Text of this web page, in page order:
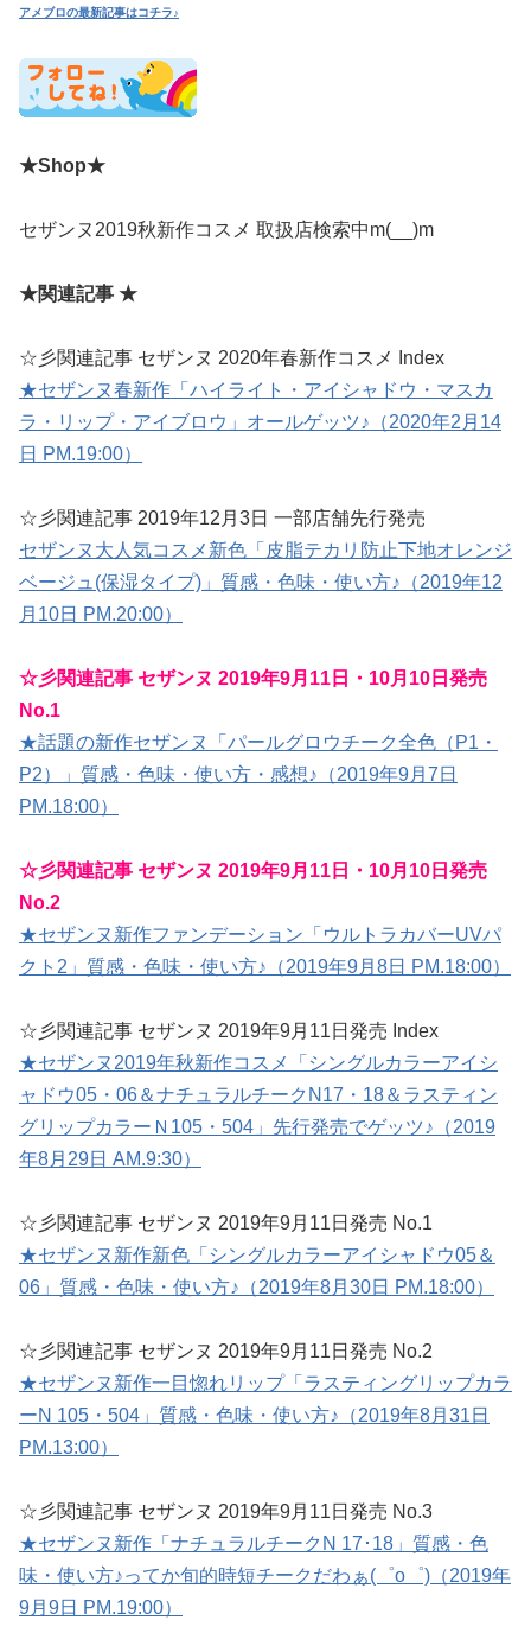
アメブロの最新記事はコチラ♪
★Shop★
セザンヌ2019秋新作コスメ 取扱店検索中m(__)m
★関連記事 ★
☆彡関連記事 セザンヌ 2020年春新作コスメ Index
★セザンヌ春新作「ハイライト・アイシャドウ・マスカ
ラ・リップ・アイブロウ」オールゲッツ♪（2020年2月14
日 PM.19:00）
☆彡関連記事 2019年12月3日 一部店舗先行発売
セザンヌ大人気コスメ新色「皮脂テカリ防止下地オレンジ
ベージュ(保湿タイプ)」質感・色味・使い方♪（2019年12
月10日 PM.20:00）
☆彡関連記事 セザンヌ 2019年9月11日・10月10日発売
No.1
★話題の新作セザンヌ「パールグロウチーク全色（P1・
P2）」質感・色味・使い方・感想♪（2019年9月7日
PM.18:00）
☆彡関連記事 セザンヌ 2019年9月11日・10月10日発売
No.2
★セザンヌ新作ファンデーション「ウルトラカバーUVパ
クト2」質感・色味・使い方♪（2019年9月8日 PM.18:00）
☆彡関連記事 セザンヌ 2019年9月11日発売 Index
★セザンヌ2019年秋新作コスメ「シングルカラーアイシ
ャドウ05・06＆ナチュラルチークN17・18＆ラスティン
グリップカラーＮ105・504」先行発売でゲッツ♪（2019
年8月29日 AM.9:30）
☆彡関連記事 セザンヌ 2019年9月11日発売 No.1
★セザンヌ新作新色「シングルカラーアイシャドウ05＆
06」質感・色味・使い方♪（2019年8月30日 PM.18:00）
☆彡関連記事 セザンヌ 2019年9月11日発売 No.2
★セザンヌ新作一目惚れリップ「ラスティングリップカラ
ーN 105・504」質感・色味・使い方♪（2019年8月31日
PM.13:00）
☆彡関連記事 セザンヌ 2019年9月11日発売 No.3
★セザンヌ新作「ナチュラルチークN 17･18」質感・色
味・使い方♪ってか旬的時短チークだわぁ(゜o゜)（2019年
9月9日 PM.19:00）